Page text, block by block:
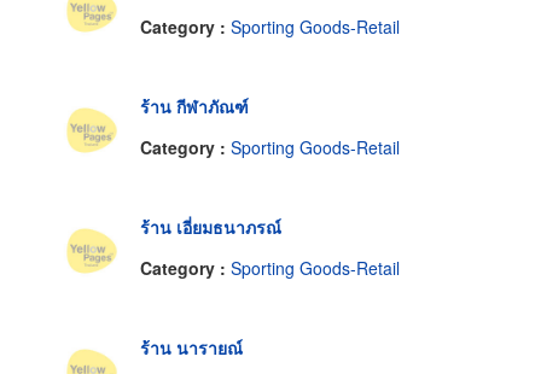
Category : Sporting Goods-Retail
ร้าน กีฬาภัณฑ์
Category : Sporting Goods-Retail
ร้าน เอี่ยมธนาภรณ์
Category : Sporting Goods-Retail
ร้าน นารายณ์